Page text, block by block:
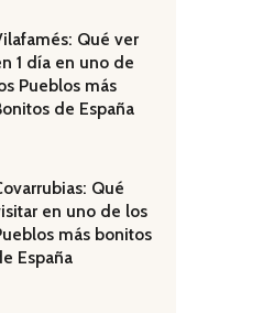
Qué ver
1 día en uno de
Pueblos más
de España
Qué
en uno de los
más bonitos
España